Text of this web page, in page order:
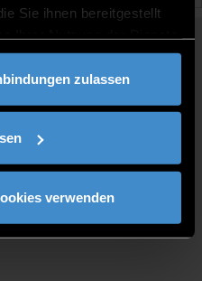
Sie ihnen bereitgestellt
zulassen
verwenden